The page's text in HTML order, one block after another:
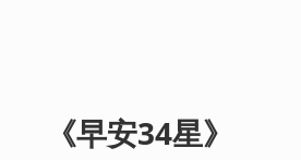
《早安34星》